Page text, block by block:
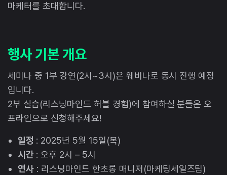
마케터를 초대합니다.
행사 기본 개요
세미나 중 1부 강연(2시~3시)은 웨비나로 동시 진행 예정
입니다.
2부 실습(리스닝마인드 허블 경험)에 참여하실 분들은 오
프라인으로 신청해주세요!
일정 : 2025년 5월 15일(목)
시간 : 오후 2시 – 5시
연사: 리스닝마인드 한초롱 매니저(마케팅세일즈팀)